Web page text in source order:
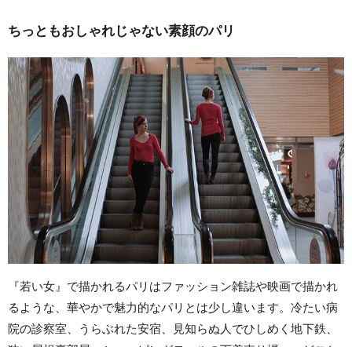
ちっともおしゃれじゃない素顔のパリ
『若い女』で描かれるパリはファッション雑誌や映画で描かれ
るような、華やかで魅力的なパリとは少し違います。冷たい病
院の診察室、うらぶれた安宿、見知らぬ人でひしめく地下鉄、